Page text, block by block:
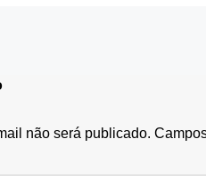
não será publicado.